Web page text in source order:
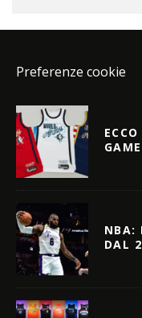
Preferenze cookie
NBA:
DAL